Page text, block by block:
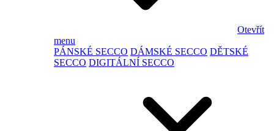
Otevřít
menu
PÁNSKÉ SECCO DÁMSKÉ SECCO DĚTSKÉ
SECCO DIGITÁLNÍ SECCO